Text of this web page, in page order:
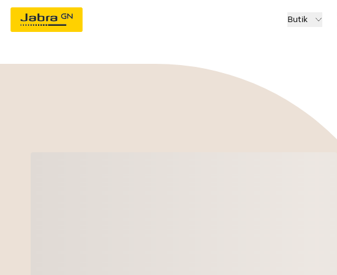
Butik